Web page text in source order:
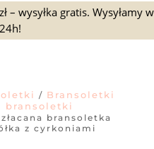
– wysyłka gratis. Wysyłamy w
/ Bransoletki
bransoletki
bransoletka
z cyrkoniami